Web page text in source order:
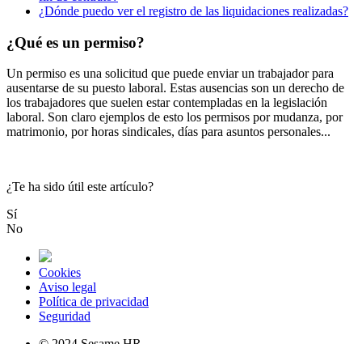
¿Dónde puedo ver el registro de las liquidaciones realizadas?
¿Qué es un permiso?
Un permiso es una solicitud que puede enviar un trabajador para
ausentarse de su puesto laboral. Estas ausencias son un derecho de
los trabajadores que suelen estar contempladas en la legislación
laboral. Son claro ejemplos de esto los permisos por mudanza, por
matrimonio, por horas sindicales, días para asuntos personales...
¿Te ha sido útil este artículo?
Sí
No
Cookies
Aviso legal
Política de privacidad
Seguridad